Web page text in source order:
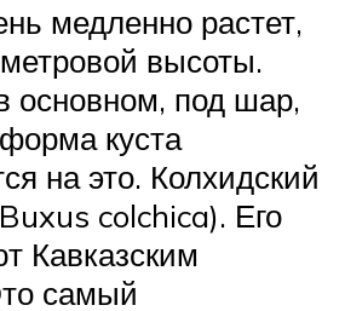
медленно растет,
высоты.
основном, под шар,
куста
на это. Колхидский
colchica). Его
Кавказским
самый